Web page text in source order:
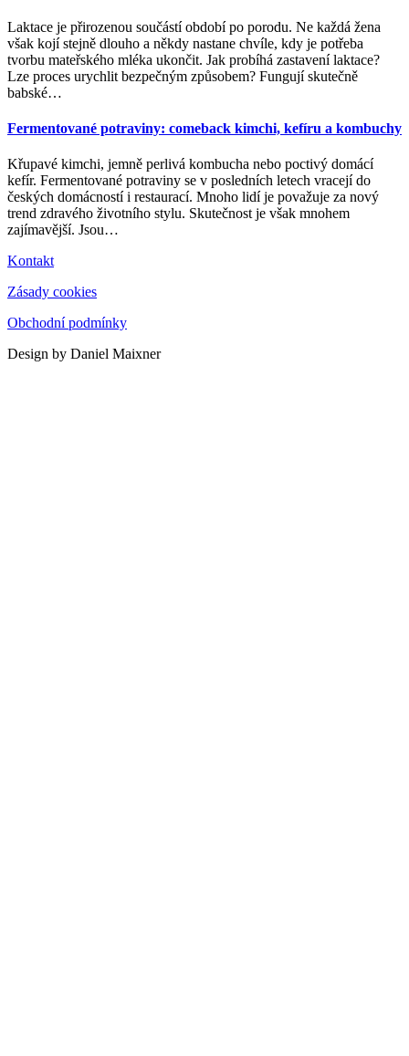
Laktace je přirozenou součástí období po porodu. Ne každá žena
však kojí stejně dlouho a někdy nastane chvíle, kdy je potřeba
tvorbu mateřského mléka ukončit. Jak probíhá zastavení laktace?
Lze proces urychlit bezpečným způsobem? Fungují skutečně
babské…
Fermentované potraviny: comeback kimchi, kefíru a kombuchy
Křupavé kimchi, jemně perlivá kombucha nebo poctivý domácí
kefír. Fermentované potraviny se v posledních letech vracejí do
českých domácností i restaurací. Mnoho lidí je považuje za nový
trend zdravého životního stylu. Skutečnost je však mnohem
zajímavější. Jsou…
Kontakt
Zásady cookies
Obchodní podmínky
Design by Daniel Maixner